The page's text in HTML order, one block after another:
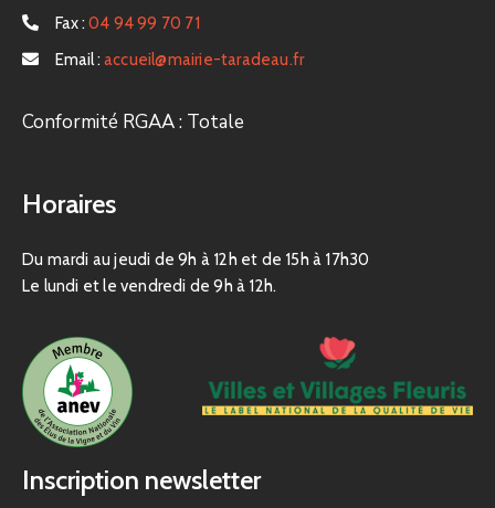
Fax : 04 94 99 70 71
Email : accueil@mairie-taradeau.fr
Conformité RGAA : Totale
Horaires
Du mardi au jeudi de 9h à 12h et de 15h à 17h30
Le lundi et le vendredi de 9h à 12h.
Inscription newsletter